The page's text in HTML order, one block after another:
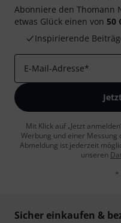
Abonniere den Thomann
etwas Glück einen von 50
Inspirierende
E-Mail-Adresse*
Mit Klick auf „Jetzt
Werbung und einer Messung
Abmeldung ist jederzeit
unseren
*
Sicher einkaufen &